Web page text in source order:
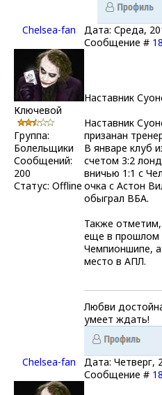
Chelsea-fаn
Дата: Среда,
Сообщение #
Ключевой
Группа:
Болельщики
Сообщений:
200
Статус: Offline
Наставник
Наставник
призанан
В январе клуб
счетом 3:2
вничью 1:1 с
очка с Астон
обыграл ВБА.
Также
еще в прошлом
Чемпионшипе,
место в АПЛ.
Любви
умеет ждать!
Chelsea-fаn
Дата: Четверг,
Сообщение #